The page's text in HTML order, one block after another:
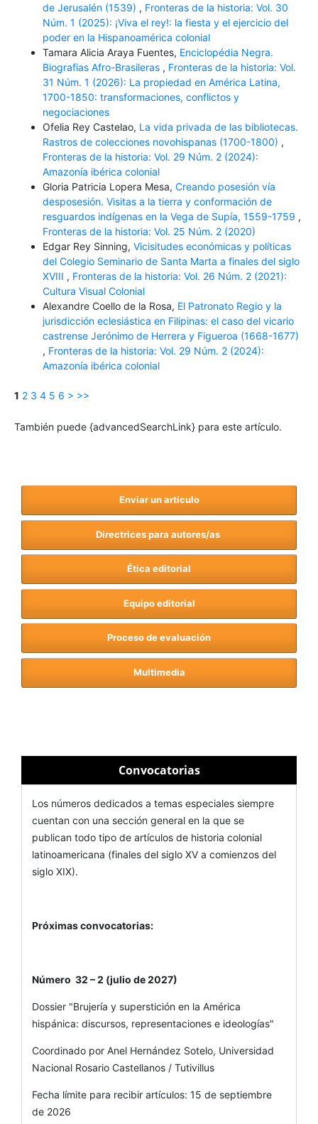
de Jerusalén (1539) , Fronteras de la historia: Vol. 30
Núm. 1 (2025): ¡Viva el rey!: la fiesta y el ejercicio del
poder en la Hispanoamérica colonial
Tamara Alicia Araya Fuentes, Enciclopédia Negra.
Biografias Afro-Brasileras , Fronteras de la historia: Vol.
31 Núm. 1 (2026): La propiedad en América Latina,
1700-1850: transformaciones, conflictos y
negociaciones
Ofelia Rey Castelao, La vida privada de las bibliotecas.
Rastros de colecciones novohispanas (1700-1800) ,
Fronteras de la historia: Vol. 29 Núm. 2 (2024):
Amazonía ibérica colonial
Gloria Patricia Lopera Mesa, Creando posesión vía
desposesión. Visitas a la tierra y conformación de
resguardos indígenas en la Vega de Supía, 1559-1759 ,
Fronteras de la historia: Vol. 25 Núm. 2 (2020)
Edgar Rey Sinning, Vicisitudes económicas y políticas
del Colegio Seminario de Santa Marta a finales del siglo
XVIII , Fronteras de la historia: Vol. 26 Núm. 2 (2021):
Cultura Visual Colonial
Alexandre Coello de la Rosa, El Patronato Regio y la
jurisdicción eclesiástica en Filipinas: el caso del vicario
castrense Jerónimo de Herrera y Figueroa (1668-1677)
, Fronteras de la historia: Vol. 29 Núm. 2 (2024):
Amazonía ibérica colonial
1 2 3 4 5 6 > >>
También puede {advancedSearchLink} para este artículo.
Enviar un artículo
Directrices para autores/as
Ética editorial
Equipo editorial
Proceso de evaluación
Multimedia
Convocatorias
Los números dedicados a temas especiales siempre
cuentan con una sección general en la que se
publican todo tipo de artículos de historia colonial
latinoamericana (finales del siglo XV a comienzos del
siglo XIX).
Próximas convocatorias:
Número 32 – 2 (julio de 2027)
Dossier "Brujería y superstición en la América
hispánica: discursos, representaciones e ideologías"
Coordinado por Anel Hernández Sotelo, Universidad
Nacional Rosario Castellanos / Tutivillus
Fecha límite para recibir artículos: 15 de septiembre
de 2026